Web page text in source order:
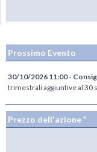
Prossimo Evento
30/10/2026 11:00 -
trimestrali aggiuntive al 30
Prezzo dell'azione *